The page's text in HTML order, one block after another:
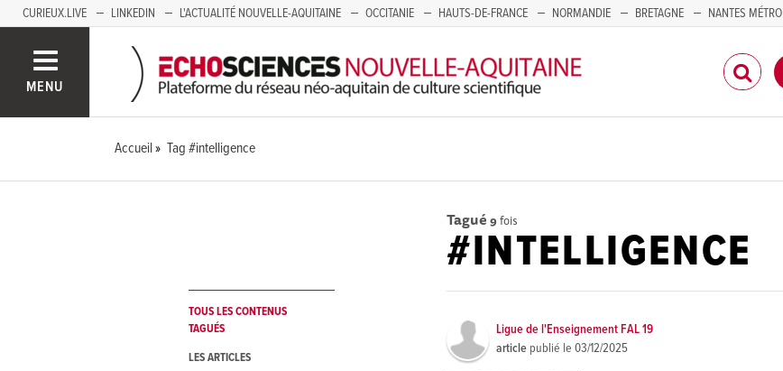
CURIEUX.LIVE LINKEDIN L'ACTUALITÉ NOUVELLE-AQUITAINE OCCITANIE HAUTS-DE-FRANCE NORMANDIE BRETAGNE NANTES MÉTRO
MENU
Accueil Tag #intelligence
TOUS LES CONTENUS
TAGUÉS
LES ARTICLES
Tagué 9 fois
#INTELLIGENCE
Ligue de l'Enseignement FAL 19
article publié le03/12/2025